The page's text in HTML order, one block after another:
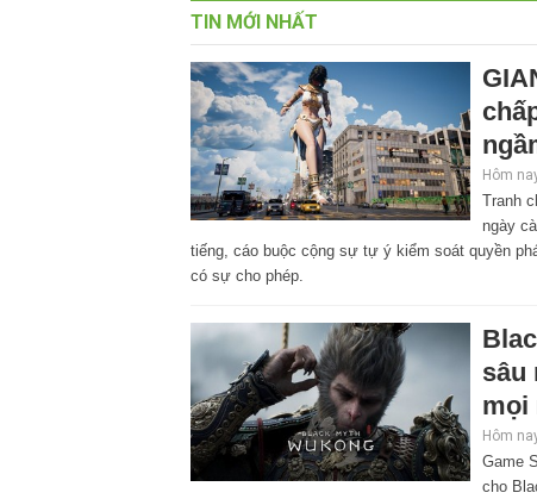
TIN MỚI NHẤT
Hôm
Tranh
ngày
tiếng, cáo buộc cộng sự tự ý kiểm soát quyền
có sự cho phép.
sâu
mọi
Hôm
Game
cho